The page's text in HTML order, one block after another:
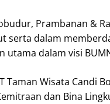
Prambanan &
serta dalam
utama dalam visi
Taman Wisata Candi
dan Bina